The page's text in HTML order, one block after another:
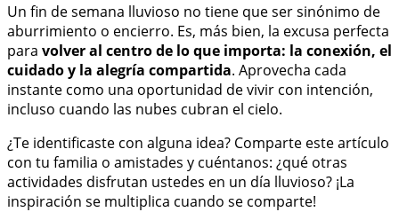
Un fin de semana lluvioso no tiene que ser sinónimo de
aburrimiento o encierro. Es, más bien, la excusa perfecta
para volver al centro de lo que importa: la conexión, el
cuidado y la alegría compartida. Aprovecha cada
instante como una oportunidad de vivir con intención,
incluso cuando las nubes cubran el cielo.
¿Te identificaste con alguna idea? Comparte este artículo
con tu familia o amistades y cuéntanos: ¿qué otras
actividades disfrutan ustedes en un día lluvioso? ¡La
inspiración se multiplica cuando se comparte!